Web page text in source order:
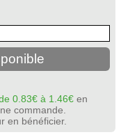
0.83€ à 1.46€ en
commande.
en bénéficier.